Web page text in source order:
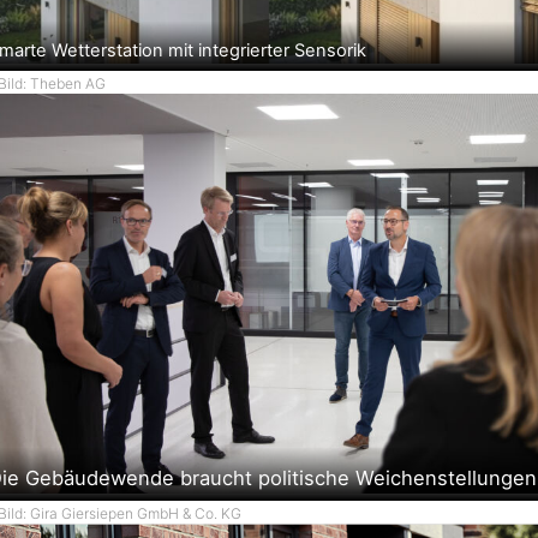
Wetterstation mit integrierter Sensorik
Theben AG
Gebäudewende braucht politische Weichenstellungen
Gira Giersiepen GmbH & Co. KG